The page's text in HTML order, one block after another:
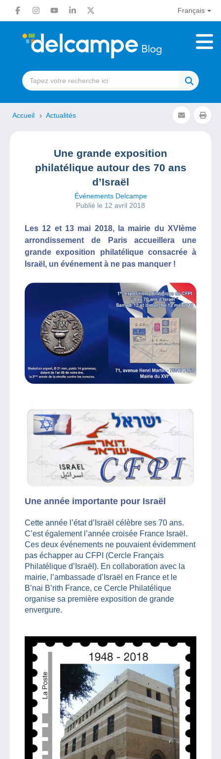
Français
Accueil Actualités
Une grande exposition
philatélique autour des 70 ans
d’Israël
Événements Delcampe
Publié le 12 avril 2018
Les 12 et 13 mai 2018, la mairie du XVIème
arrondissement de Paris accueillera une
grande exposition philatélique consacrée à
Israël, un événement à ne pas manquer !
Une année importante pour Israël
Cette année l’état d’Israël célèbre ses 70 ans.
C’est également l’année croisée France Israël.
Ces deux événements ne pouvaient évidemment
pas échapper au CFPI (Cercle Français
Philatélique d’Israël). En collaboration avec la
mairie, l’ambassade d’Israël en France et le
B’nai B’rith France, ce Cercle Philatélique
organise sa première exposition de grande
envergure.